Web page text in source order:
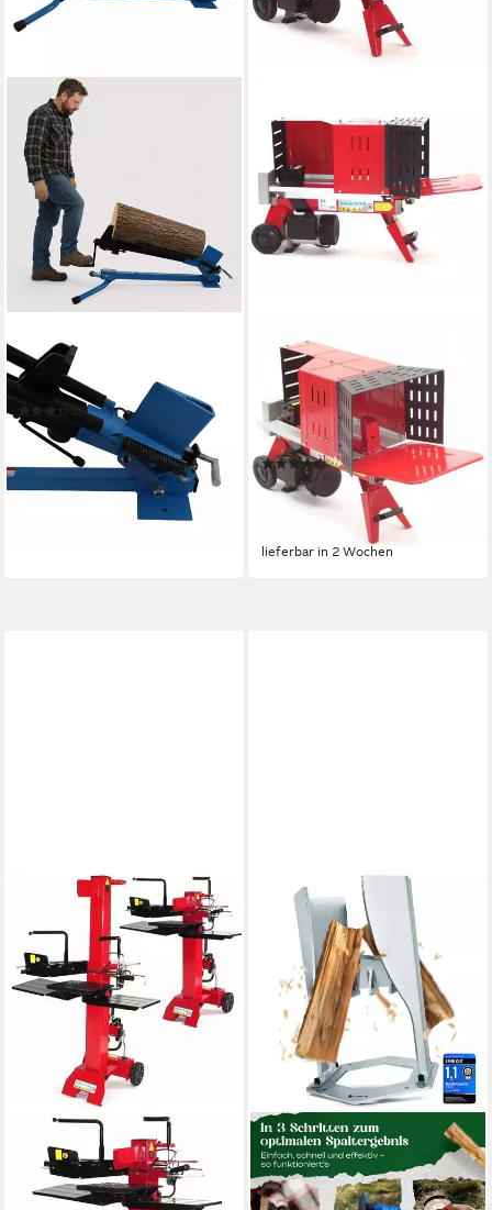
BITUXX
Holzspalter Mechanischer Fuß
Holzspalter 1,2T, (MS-17323)
(1)
59,90 € UVP89,90 €
lieferbar - in 2-3 Werktagen bei dir
APEX
Holzspalter Holzspalter 4t
Brennholzspalter
Kaminholzspalter Ofen Holz
Spalter K, (1-St)
(2)
269,00 €
399,00 €
13,36 €mtl. in 24 Raten
lieferbar in 2 Wochen